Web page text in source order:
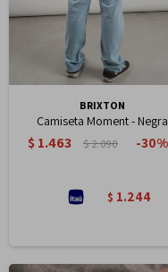
BRIXTON
Camiseta Moment - Negra
$1.463 $2.090 30
$ 1.244